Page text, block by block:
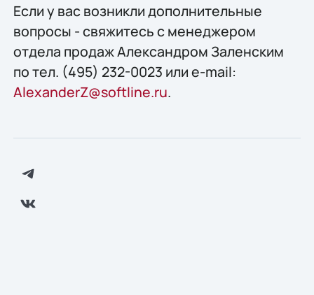
Если у вас возникли дополнительные
вопросы - свяжитесь с менеджером
отдела продаж Александром Заленским
по тел. (495) 232-0023 или e-mail:
AlexanderZ@softline.ru.